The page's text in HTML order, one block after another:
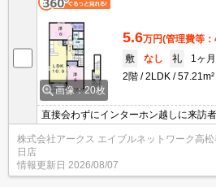
画像：20枚
5.6万円(管理費等
敷
なし 礼
1ヶ月
2階
2LDK 57.21m²
直接会わずにインターホン越しに来訪
ル回避にも防犯対策にも繋がります。
乾燥機など豊富に揃っており、過ごし
す。梅雨のジメジメした湿気も、エア
す。2LDKの物件です。駐輪場付きの物
株式会社アークス エイブルネットワーク高松
日店
情報更新日 2026/08/07